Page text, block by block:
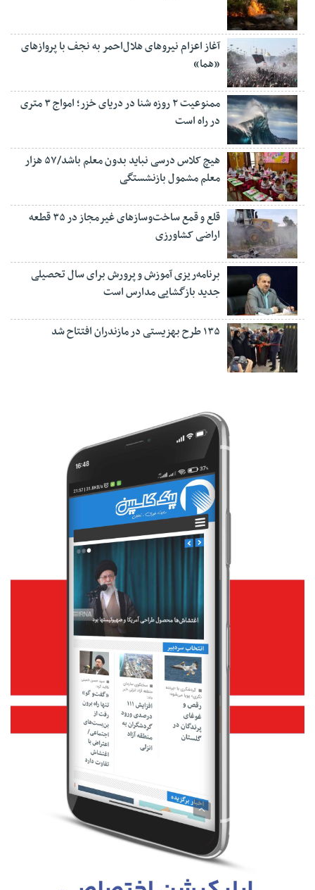
آغاز اعزام نیروهای هلال‌احمر به نجف با پروازهای
«هما»
ممنوعیت ۲ روزه شنا در دریای خزر؛ امواج ۳ متری
در راه است
هیچ کلاس درسی نباید بدون معلم باشد/۵۷ هزار
معلم مشمول بازنشستگی
قلع و قمع ساخت‌وسازهای غیرمجاز در ۳۵ قطعه
اراضی کشاورزی
برنامه‌ریزی آموزش و پرورش برای سال تحصیلی
جدید بازگشایی مدارس است
۱۳۵ طرح بهزیستی در مازندران افتتاح شد